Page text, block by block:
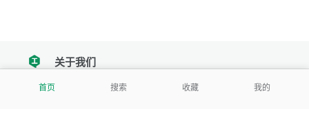
首页 搜索 收藏 我的
tencent关于我们
我们努力把每一个工具做成批量处理的产品